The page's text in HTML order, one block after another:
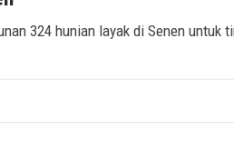
324 hunian layak di Senen untuk